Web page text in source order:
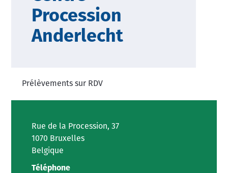
Procession
Anderlecht
Prélèvements sur RDV
Rue de la Procession, 37
1070 Bruxelles
Belgique
Téléphone